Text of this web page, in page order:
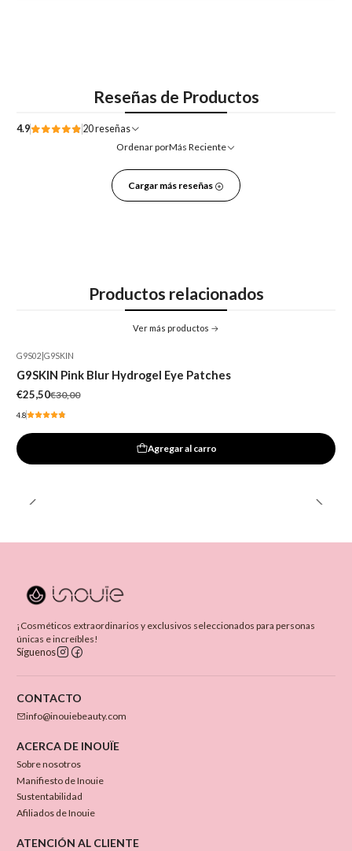
Reseñas de Productos
4.9
20 reseñas
Ordenar porMás Reciente
Cargar más reseñas
Productos relacionados
Ver más productos
G9S02 G9SKIN
G9SKIN Pink Blur Hydrogel Eye Patches
€25,50€30,00
4.8
Agregar al carro
¡Cosméticos extraordinarios y exclusivos seleccionados para personas
únicas e increíbles!
Síguenos
CONTACTO
info@inouiebeauty.com
ACERCA DE INOUÏE
Sobre nosotros
Manifiesto de Inouie
Sustentabilidad
Afiliados de Inouie
ATENCIÓN AL CLIENTE